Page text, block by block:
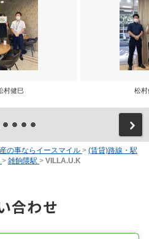
村健巳 松村
の事ならイースマイル > (賃貸)路線・駅
> 雑餉隈駅 > VILLA.U.K
合わせ